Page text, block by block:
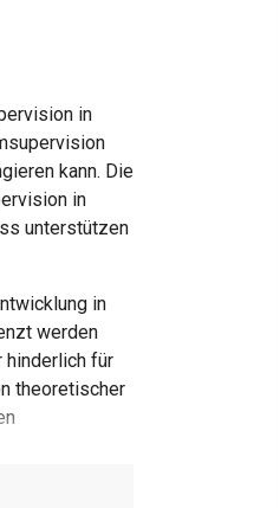
in
kann. Die
in
unterstützen
in
werden
hinderlich für
theoretischer
nur auf